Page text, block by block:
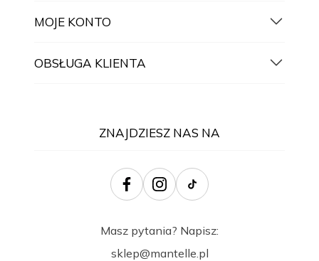
MOJE KONTO
OBSŁUGA KLIENTA
ZNAJDZIESZ NAS NA
Masz pytania? Napisz:
sklep@mantelle.pl